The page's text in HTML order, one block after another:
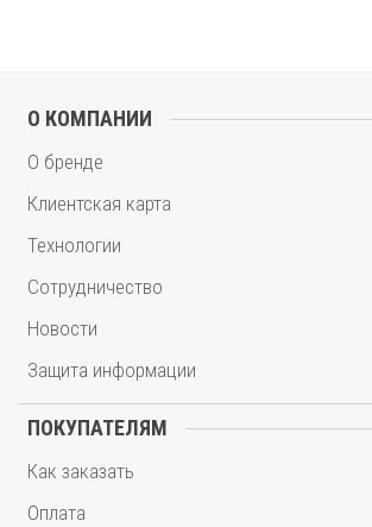
О КОМПАНИИ
О бренде
Клиентская карта
Технологии
Сотрудничество
Новости
Защита информации
ПОКУПАТЕЛЯМ
Как заказать
Оплата